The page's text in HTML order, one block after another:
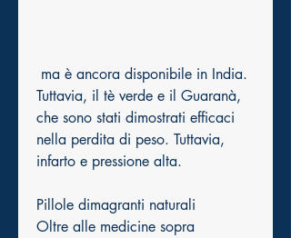
Tuttavia, il tè verde e il Guaranà,
che sono stati dimostrati efficaci
nella perdita di peso. Tuttavia,
infarto e pressione alta.
Pillole dimagranti naturali
Oltre alle medicine sopra